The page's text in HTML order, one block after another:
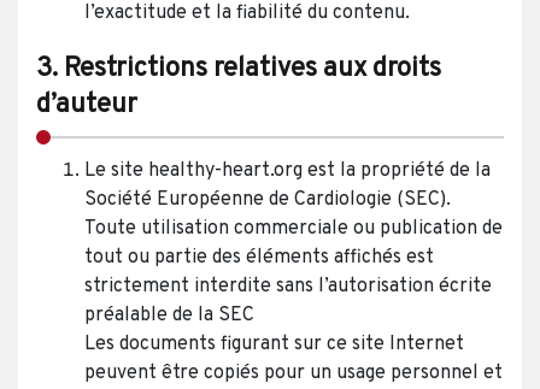
l’exactitude et la fiabilité du contenu.
3. Restrictions relatives aux droits
d’auteur
Le site healthy-heart.org est la propriété de la
Société Européenne de Cardiologie (SEC).
Toute utilisation commerciale ou publication de
tout ou partie des éléments affichés est
strictement interdite sans l’autorisation écrite
préalable de la SEC
Les documents figurant sur ce site Internet
peuvent être copiés pour un usage personnel et